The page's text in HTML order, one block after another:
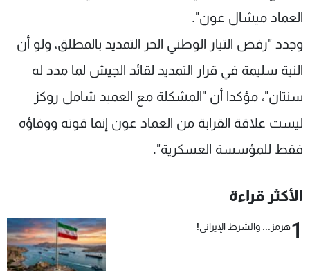
العماد ميشال عون".
وجدد "رفض التيار الوطني الحر التمديد بالمطلق، ولو أن
النية سليمة في قرار التمديد لقائد الجيش لما مدد له
سنتان"، مؤكدا أن "المشكلة مع العميد شامل روكز
ليست علاقة القرابة من العماد عون إنما قوته ووفاؤه
فقط للمؤسسة العسكرية".
الأكثر قراءة
1هرمز... والشرط الإيراني!